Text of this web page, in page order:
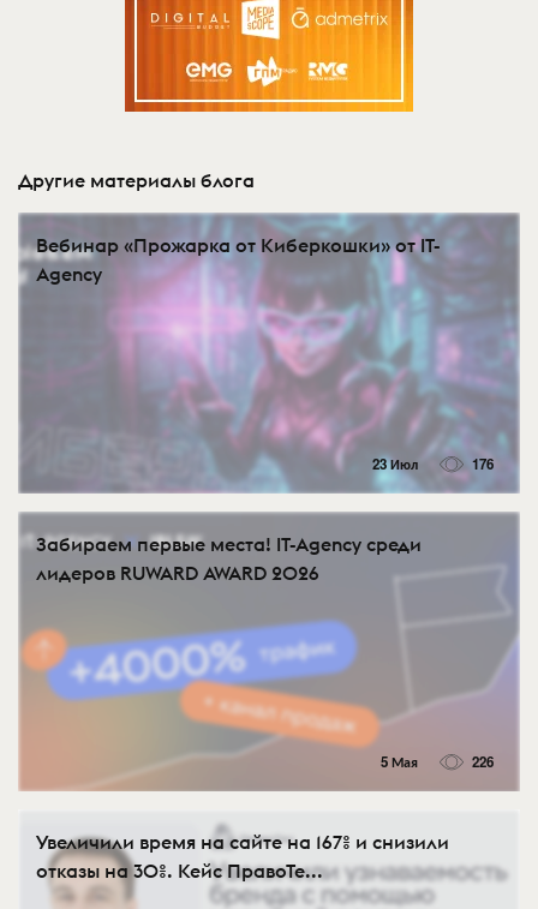
Другие материалы блога
Вебинар «Прожарка от Киберкошки» от IT-
Agency
23 Июл 176
Забираем первые места! IT-Agency среди
лидеров RUWARD AWARD 2026
5 Мая 226
Увеличили время на сайте на 167% и снизили
отказы на 30%. Кейс ПравоТе...